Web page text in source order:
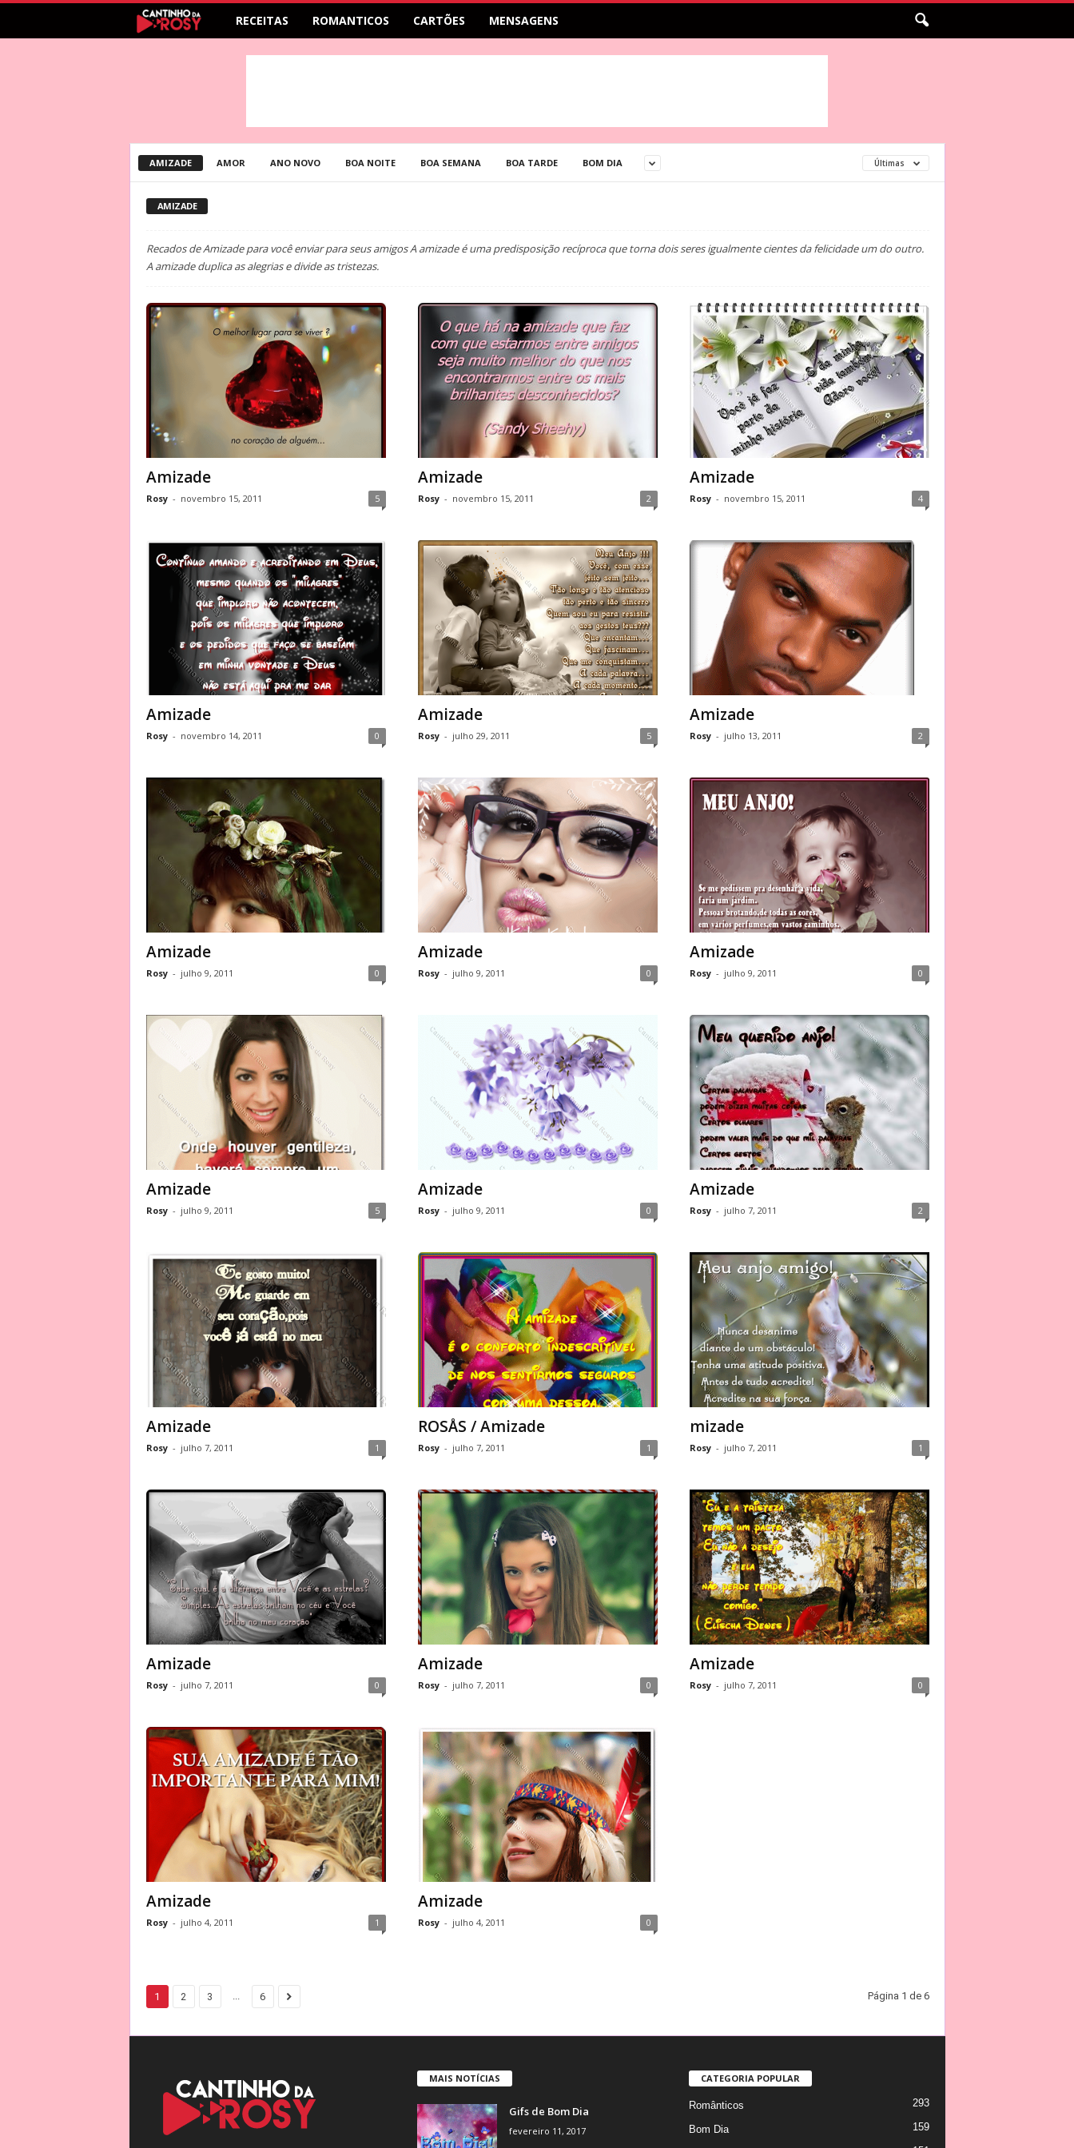
RECEITAS ROMANTICOS CARTÕES MENSAGENS
AMIZADE AMOR ANO NOVO BOA NOITE BOA SEMANA BOA TARDE BOM DIA Últimas
AMIZADE
Recados de Amizade para você enviar para seus amigos A amizade é uma predisposição recíproca que torna dois seres igualmente cientes da felicidade um do outro.
A amizade duplica as alegrias e divide as tristezas.
Amizade
Rosy - novembro 15, 2011 5
Amizade
Rosy - novembro 15, 2011 2
Amizade
Rosy - novembro 15, 2011 4
Amizade
Rosy - novembro 14, 2011 0
Amizade
Rosy - julho 29, 2011 5
Amizade
Rosy - julho 13, 2011 2
Amizade
Rosy - julho 9, 2011 0
Amizade
Rosy - julho 9, 2011 0
Amizade
Rosy - julho 9, 2011 0
Amizade
Rosy - julho 9, 2011 5
Amizade
Rosy - julho 9, 2011 0
Amizade
Rosy - julho 7, 2011 2
Amizade
Rosy - julho 7, 2011 1
ROSÅS / Amizade
Rosy - julho 7, 2011 1
mizade
Rosy - julho 7, 2011 1
Amizade
Rosy - julho 7, 2011 0
Amizade
Rosy - julho 7, 2011 0
Amizade
Rosy - julho 7, 2011 0
Amizade
Rosy - julho 4, 2011 1
Amizade
Rosy - julho 4, 2011 0
1 2 3 ... 6 Página 1 de 6
MAIS NOTÍCIAS
Gifs de Bom Dia
fevereiro 11, 2017
CATEGORIA POPULAR
Românticos 293
Bom Dia 159